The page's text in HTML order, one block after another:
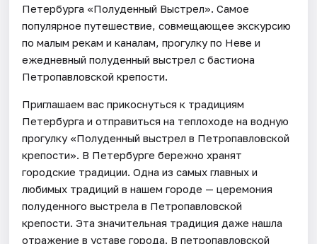
Петербурга «Полуденный Выстрел». Самое
популярное путешествие, совмещающее экскурсию
по малым рекам и каналам, прогулку по Неве и
ежедневный полуденный выстрел с бастиона
Петропавловской крепости.
Приглашаем вас прикоснуться к традициям
Петербурга и отправиться на теплоходе на водную
прогулку «Полуденный выстрел в Петропавловской
крепости». В Петербурге бережно хранят
городские традиции. Одна из самых главных и
любимых традиций в нашем городе — церемония
полуденного выстрела в Петропавловской
крепости. Эта значительная традиция даже нашла
отражение в уставе города. В петропавловской